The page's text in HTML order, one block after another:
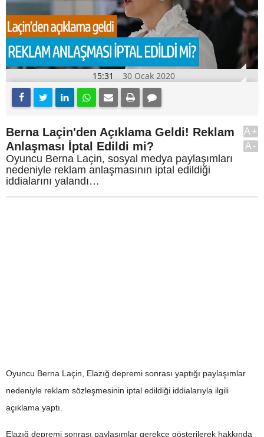
15:31 30 Ocak 2020
Berna Laçin'den Açıklama Geldi! Reklam
Anlaşması İptal Edildi mi?
Oyuncu Berna Laçin, sosyal medya paylaşımları
nedeniyle reklam anlaşmasının iptal edildiği
iddialarını yalandı…
A+
A-
Oyuncu Berna Laçin, Elazığ depremi sonrası yaptığı paylaşımlar
nedeniyle reklam sözleşmesinin iptal edildiği iddialarıyla ilgili
açıklama yaptı.
Elazığ depremi sonrası paylaşımlar gerekçe gösterilerek hakkında